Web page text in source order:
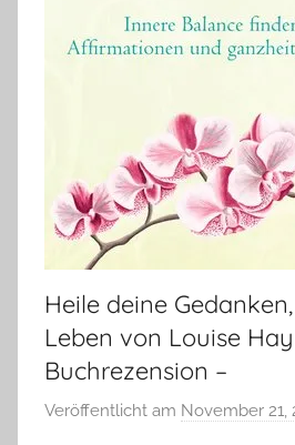
Heile deine
Leben von Louise
Buchrezension –
Veröffentlicht am November 21,